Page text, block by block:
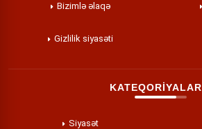
Bizimlə əlaqə
Gizlilik siyasəti
KATEQORİYALAR
Siyasət